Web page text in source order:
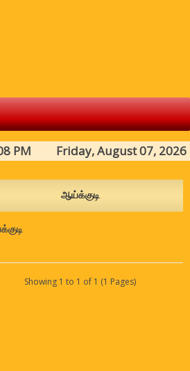
PM Friday, August 07, 2026
ஆய்க்குடி
Showing 1 to 1 of 1 (1 Pages)